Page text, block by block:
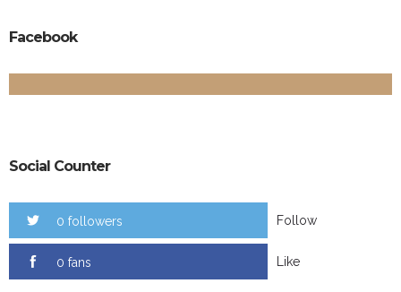
Facebook
Social Counter
0 followers Follow
0 fans Like